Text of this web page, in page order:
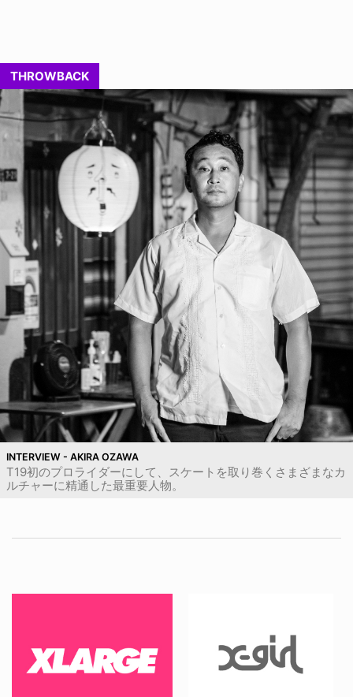
THROWBACK
INTERVIEW - AKIRA OZAWA
T19初のプロライダーにして、スケートを取り巻くさまざまなカ
ルチャーに精通した最重要人物。